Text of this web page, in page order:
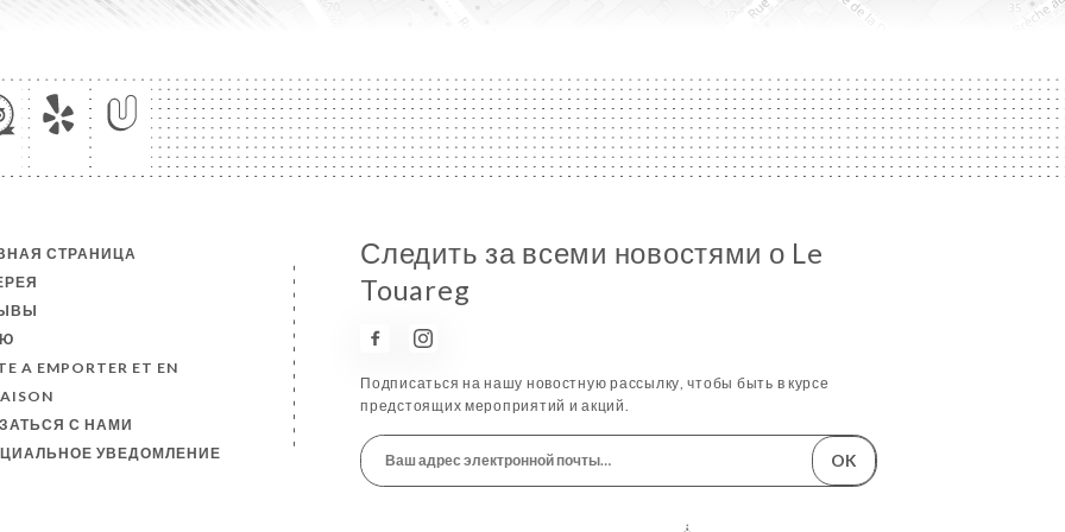
СТРАНИЦА
A EMPORTER ET EN
С НАМИ
УВЕДОМЛЕНИЕ
Следить за всеми новостями о Le
Touareg
Подписаться на нашу новостную рассылку, чтобы быть в курсе
предстоящих мероприятий и акций.
OK